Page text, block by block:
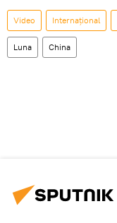
Video Internaţional
Luna China